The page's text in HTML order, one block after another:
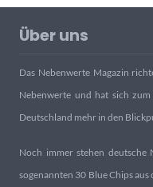
Über uns
Das Nebenwerte Magazin
Nebenwerte und hat sich
Deutschland mehr in den
Noch immer stehen deutsche
sogenannten 30 Blue Chips